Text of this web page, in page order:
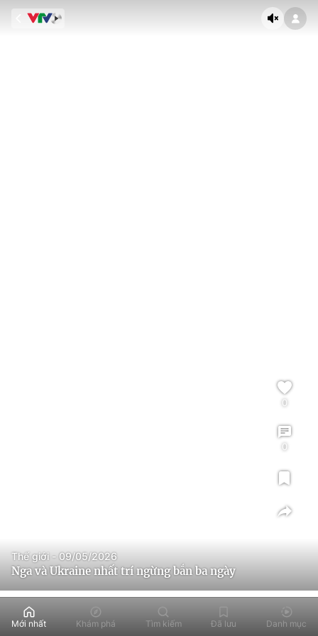
Nga và Ukraine nhất trí ngừng bắn ba ngày
Thế giới - 09/05/2026
0
0
Mới nhất Khám phá Tìm kiếm Đã lưu Danh mục